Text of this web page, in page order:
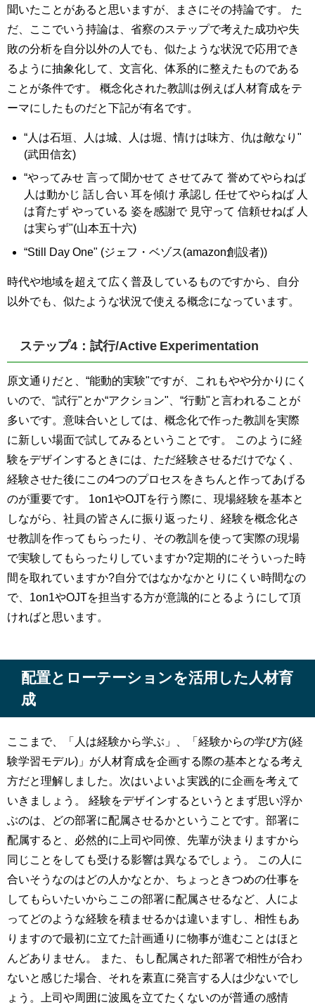
聞いたことがあると思いますが、まさにその持論です。 た
だ、ここでいう持論は、省察のステップで考えた成功や失
敗の分析を自分以外の人でも、似たような状況で応用でき
るように抽象化して、文言化、体系的に整えたものである
ことが条件です。 概念化された教訓は例えば人材育成をテ
ーマにしたものだと下記が有名です。
“人は石垣、人は城、人は堀、情けは味方、仇は敵なり"
(武田信玄)
“やってみせ 言って聞かせて させてみて 誉めてやらねば
人は動かじ 話し合い 耳を傾け 承認し 任せてやらねば 人
は育たず やっている 姿を感謝で 見守って 信頼せねば 人
は実らず"(山本五十六)
“Still Day One" (ジェフ・ベゾス(amazon創設者))
時代や地域を超えて広く普及しているものですから、自分
以外でも、似たような状況で使える概念になっています。
ステップ4：試行/Active Experimentation
原文通りだと、“能動的実験"ですが、これもやや分かりにく
いので、“試行"とか“アクション"、“行動"と言われることが
多いです。意味合いとしては、概念化で作った教訓を実際
に新しい場面で試してみるということです。 このように経
験をデザインするときには、ただ経験させるだけでなく、
経験させた後にこの4つのプロセスをきちんと作ってあげる
のが重要です。 1on1やOJTを行う際に、現場経験を基本と
しながら、社員の皆さんに振り返ったり、経験を概念化さ
せ教訓を作ってもらったり、その教訓を使って実際の現場
で実験してもらったりしていますか?定期的にそういった時
間を取れていますか?自分ではなかなかとりにくい時間なの
で、1on1やOJTを担当する方が意識的にとるようにして頂
ければと思います。
配置とローテーションを活用した人材育
成
ここまで、「人は経験から学ぶ」、「経験からの学び方(経
験学習モデル)」が人材育成を企画する際の基本となる考え
方だと理解しました。次はいよいよ実践的に企画を考えて
いきましょう。 経験をデザインするというとまず思い浮か
ぶのは、どの部署に配属させるかということです。部署に
配属すると、必然的に上司や同僚、先輩が決まりますから
同じことをしても受ける影響は異なるでしょう。 この人に
合いそうなのはどの人かなとか、ちょっときつめの仕事を
してもらいたいからここの部署に配属させるなど、人によ
ってどのような経験を積ませるかは違いますし、相性もあ
りますので最初に立てた計画通りに物事が進むことはほと
んどありません。 また、もし配属された部署で相性が合わ
ないと感じた場合、それを素直に発言する人は少ないでし
ょう。上司や周囲に波風を立てたくないのが普通の感情